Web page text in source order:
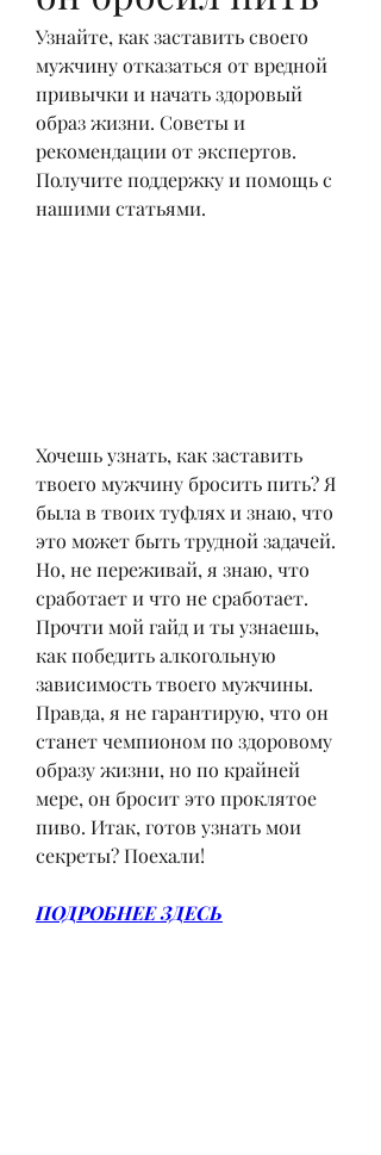
Узнайте, как заставить своего
мужчину отказаться от вредной
привычки и начать здоровый
образ жизни. Советы и
рекомендации от экспертов.
Получите поддержку и помощь с
нашими статьями.
Хочешь узнать, как заставить
твоего мужчину бросить пить? Я
была в твоих туфлях и знаю, что
это может быть трудной задачей.
Но, не переживай, я знаю, что
сработает и что не сработает.
Прочти мой гайд и ты узнаешь,
как победить алкогольную
зависимость твоего мужчины.
Правда, я не гарантирую, что он
станет чемпионом по здоровому
образу жизни, но по крайней
мере, он бросит это проклятое
пиво. Итак, готов узнать мои
секреты? Поехали!
ПОДРОБНЕЕ ЗДЕСЬ